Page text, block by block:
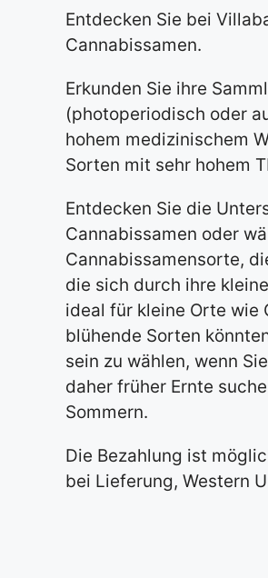
Entdecken Sie bei
Cannabissamen.
Erkunden Sie ihre
(photoperiodisch oder
hohem medizinischem
Sorten mit sehr hohem
Entdecken Sie die
Cannabissamen oder
Cannabissamensorte,
die sich durch ihre
ideal für kleine Orte wie
blühende Sorten
sein zu wählen, wenn
daher früher Ernte
Sommern.
Die Bezahlung ist
bei Lieferung, Western